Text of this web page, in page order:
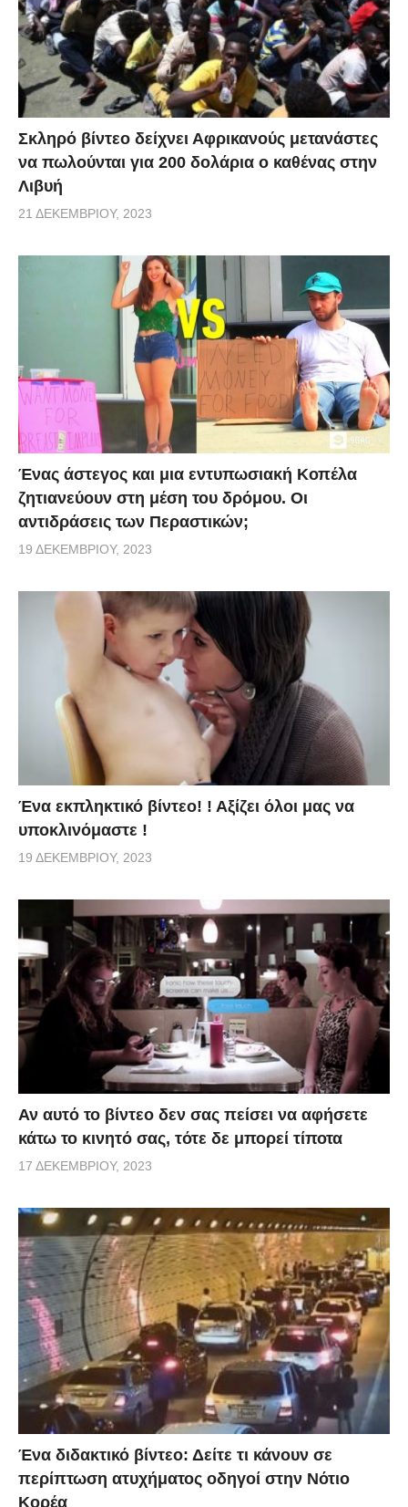
Σκληρό βίντεο δείχνει Αφρικανούς μετανάστες
να πωλούνται για 200 δολάρια ο καθένας στην
Λιβυή
21 ΔΕΚΕΜΒΡΊΟΥ, 2023
Ένας άστεγος και μια εντυπωσιακή Κοπέλα
ζητιανεύουν στη μέση του δρόμου. Οι
αντιδράσεις των Περαστικών;
19 ΔΕΚΕΜΒΡΊΟΥ, 2023
Ένα εκπληκτικό βίντεο! ! Αξίζει όλοι μας να
υποκλινόμαστε !
19 ΔΕΚΕΜΒΡΊΟΥ, 2023
Αν αυτό το βίντεο δεν σας πείσει να αφήσετε
κάτω το κινητό σας, τότε δε μπορεί τίποτα
17 ΔΕΚΕΜΒΡΊΟΥ, 2023
Ένα διδακτικό βίντεο: Δείτε τι κάνουν σε
περίπτωση ατυχήματος οδηγοί στην Νότιο
Κορέα